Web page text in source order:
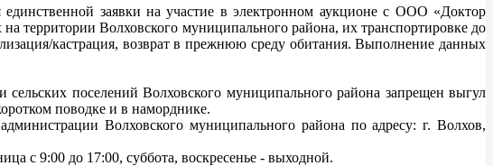
заявки на участие в электронном аукционе с ООО «Доктор
территории Волховского муниципального района, их транспортировке до
кастрация, возврат в прежнюю среду обитания. Выполнение данных
поселений Волховского муниципального района запрещен выгул
поводке и в наморднике.
Волховского муниципального района по адресу: г. Волхов,
с 9:00 до 17:00, суббота, воскресенье - выходной.